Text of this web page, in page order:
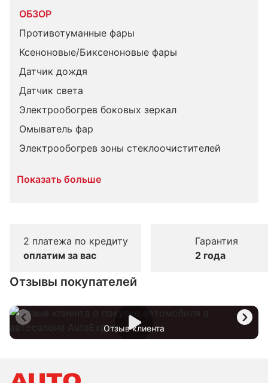
ОБЗОР
Противотуманные фары
Ксеноновые/Биксеноновые фары
Датчик дождя
Датчик света
Электрообогрев боковых зеркал
Омыватель фар
Электрообогрев зоны стеклоочистителей
Показать больше
2 платежа по кредиту
оплатим за вас
Гарантия
2 года
Отзывы покупателей
Отзыв клиента